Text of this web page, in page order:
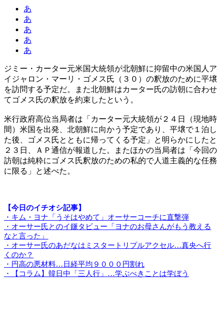
あ
あ
あ
あ
あ
ジミー・カーター元米国大統領が北朝鮮に抑留中の米国人ア
イジャロン・マーリ・ゴメス氏（３０）の釈放のために平壌
を訪問する予定だ。また北朝鮮はカーター氏の訪朝に合わせ
てゴメス氏の釈放を約束したという。
米行政府高位当局者は「カーター元大統領が２４日（現地時
間）米国を出発、北朝鮮に向かう予定であり、平壌で１泊し
た後、ゴメス氏とともに帰ってくる予定」と明らかにしたと
２３日、ＡＰ通信が報道した。またほかの当局者は「今回の
訪朝は純粋にゴメス氏釈放のための私的で人道主義的な任務
に限る」と述べた。
【今日のイチオシ記事】
・キム・ヨナ「うそはやめて」オーサーコーチに直撃弾
・オーサー氏とのイ鎃タビュー「ヨナのお母さんがもう教える
なと言った」
・オーサー氏のあだなはミスタートリプルアクセル…真央へ行
くのか？
・円高の悪材料…日経平均９０００円割れ
・【コラム】韓日中「三人行」…学ぶべきことは学ぼう